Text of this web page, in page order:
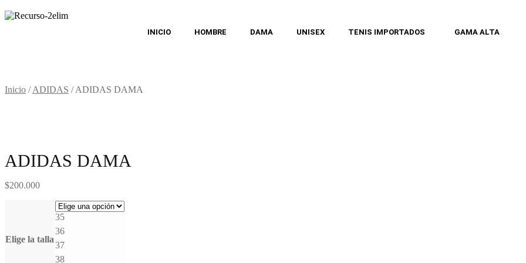
INICIO HOMBRE DAMA UNISEX TENIS IMPORTADOS GAMA ALTA
Inicio /ADIDAS /ADIDAS DAMA
ADIDAS DAMA
$200.000
Elige la talla
35
36
37
38